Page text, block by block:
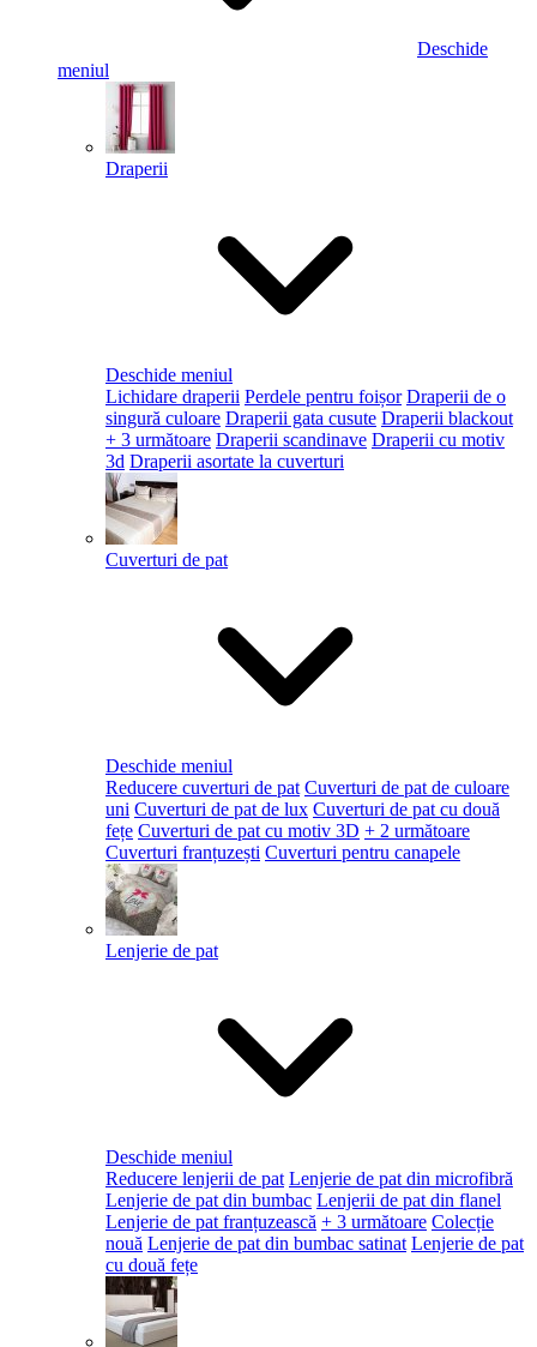
Deschide
meniul
Draperii
Deschide meniul
Lichidare draperii Perdele pentru foișor Draperii de o
singură culoare Draperii gata cusute Draperii blackout
+ 3 următoare Draperii scandinave Draperii cu motiv
3d Draperii asortate la cuverturi
Cuverturi de pat
Deschide meniul
Reducere cuverturi de pat Cuverturi de pat de culoare
uni Cuverturi de pat de lux Cuverturi de pat cu două
fețe Cuverturi de pat cu motiv 3D + 2 următoare
Cuverturi franțuzești Cuverturi pentru canapele
Lenjerie de pat
Deschide meniul
Reducere lenjerii de pat Lenjerie de pat din microfibră
Lenjerie de pat din bumbac Lenjerii de pat din flanel
Lenjerie de pat franțuzească + 3 următoare Colecție
nouă Lenjerie de pat din bumbac satinat Lenjerie de pat
cu două fețe